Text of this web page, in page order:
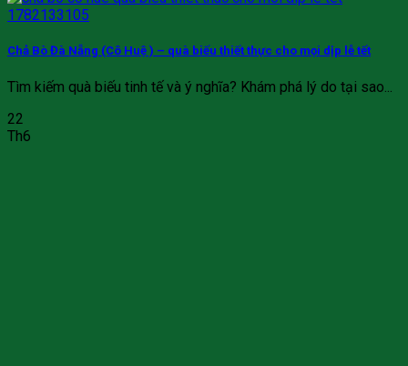
Chả Bò Đà Nẵng (Cô Huệ ) – quà biếu thiết thực cho mọi dịp lễ tết
Tìm kiếm quà biếu tinh tế và ý nghĩa? Khám phá lý do tại sao...
22
Th6